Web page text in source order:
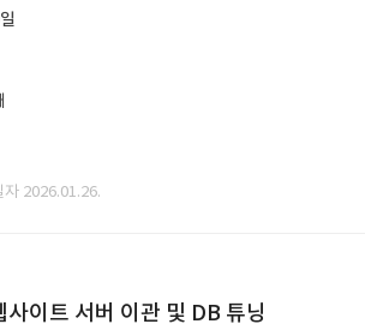
자 2026.01.26.
이트 서버 이관 및 DB 튜닝